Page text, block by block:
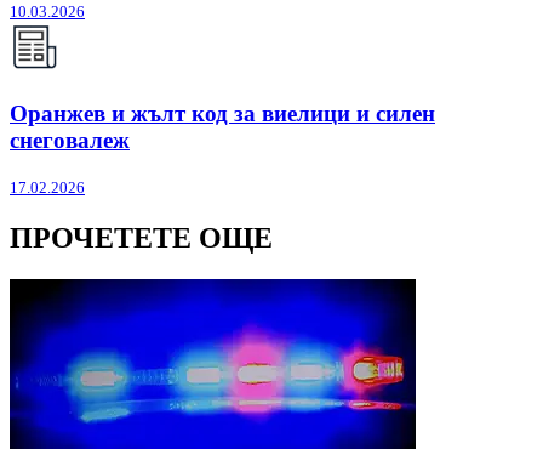
10.03.2026
Оранжев и жълт код за виелици и силен
снеговалеж
17.02.2026
ПРОЧЕТЕТЕ ОЩЕ